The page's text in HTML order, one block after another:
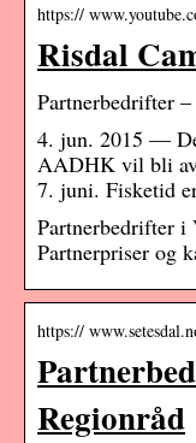
https://
Risdal
Partnerbedrifter
4. jun. 2015 —
AADHK vil bli
7. juni. Fisketid
Partnerbedrifter i
Partnerpriser og
https://
Regionråd